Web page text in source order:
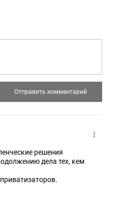
решения
тех, кем